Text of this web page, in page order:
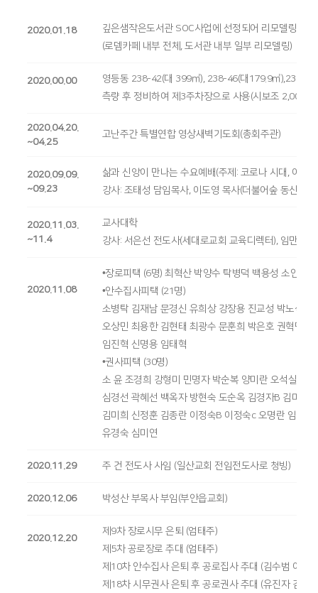
2020.01.18
깊은샘작은도서관 SOC사업에 선정되어 리모델링 공사
(로뎀카페 내부 전체, 도서관 내부 일부 리모델링)
2020.00.00
영등동 238-42(대 399㎡), 238-46(대179.9㎡),239-2(
측량 후 정비하여 제3주차장으로 사용(시보조 2,000
2020.04.20.
~04.25
고난주간 특별연합 영상새벽기도회(총회주관)
2020.09.09.
~09.23
삶과 신앙이 만나는 수요예배(주제: 코로나 시대, 어떻
강사: 조태성 담임목사, 이도영 목사(더불어숲 동산교
2020.11.03.
~11.4
교사대학
강사: 서은선 전도사(세대로교회 교육디렉터), 임만호
2020.11.08
•장로피택 (6명) 최혁산 박양수 탁병덕 백용성 소인수
•안수집사피택 (21명)
소병탁 김재남 문경신 유희상 강장용 진교성 박노식 김
오상민 최용한 김현태 최광수 문훈희 박은호 권혁민 박
임진혁 신명용 임태혁
•권사피택 (30명)
소 윤 조경희 강형미 민명자 박순복 양미란 오석실 소
심경선 곽혜선 백옥자 방현숙 도순옥 김경자B 김미란
김미희 신정훈 김종란 이정숙B 이정숙c 오명란 임진순
유경숙 심미연
2020.11.29 주 건 전도사 사임 (일산교회 전임전도사로 청빙)
2020.12.06 박성산 부목사 부임(부안읍교회)
2020.12.20
제9차 장로시무 은퇴 (엄태주)
제5차 공로장로 추대 (엄태주)
제10차 안수집사 은퇴 후 공로집사 추대 (김수범 이남
제18차 시무권사 은퇴 후 공로권사 추대 (유진자 김정